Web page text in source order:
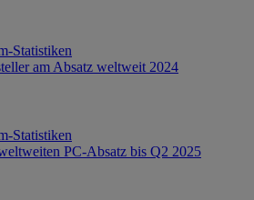
Statistiken
am Absatz weltweit 2024
Statistiken
PC-Absatz bis Q2 2025